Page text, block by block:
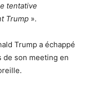
tentative
Trump ».
Trump a échappé
de son meeting en